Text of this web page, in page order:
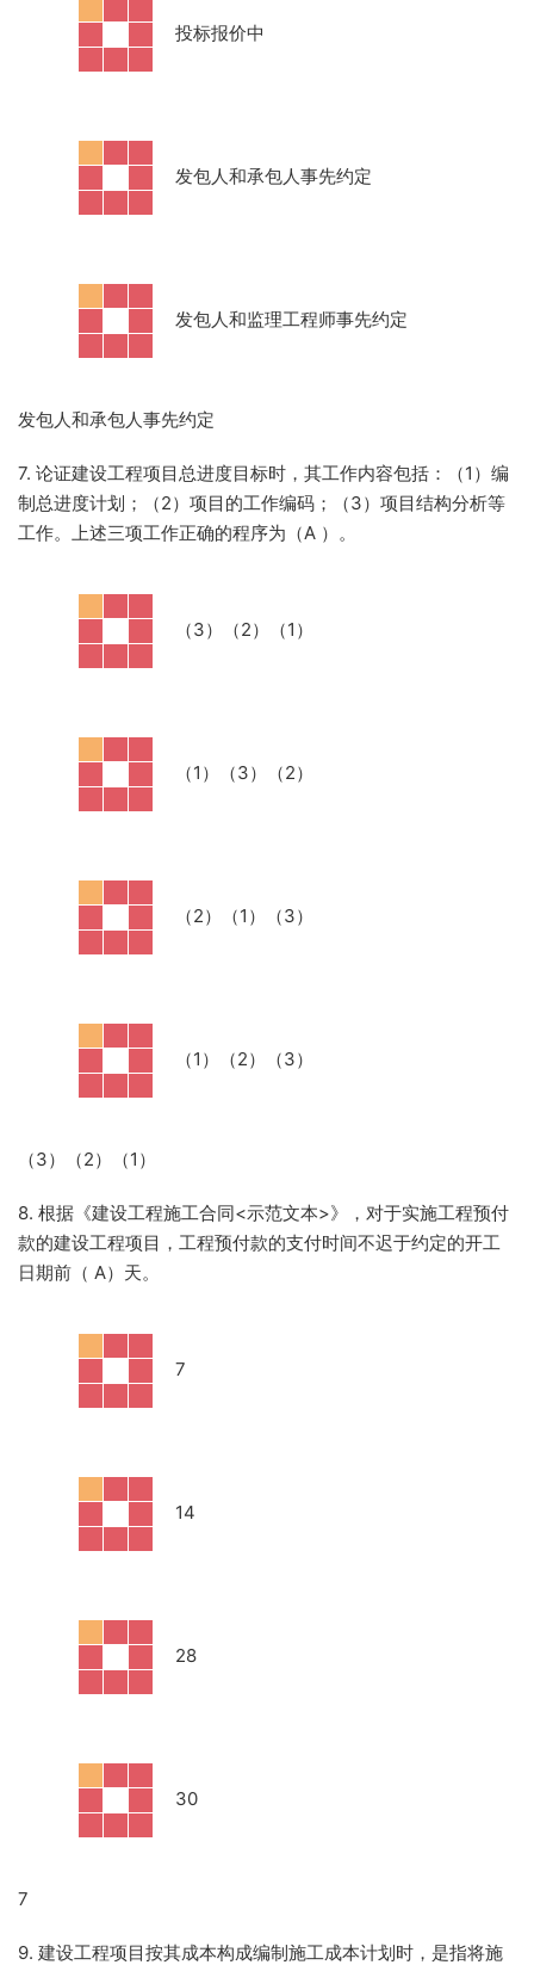
投标报价中
发包人和承包人事先约定
发包人和监理工程师事先约定
发包人和承包人事先约定
7. 论证建设工程项目总进度目标时，其工作内容包括：（1）编
制总进度计划；（2）项目的工作编码；（3）项目结构分析等
工作。上述三项工作正确的程序为（A ）。
（3）（2）（1）
（1）（3）（2）
（2）（1）（3）
（1）（2）（3）
（3）（2）（1）
8. 根据《建设工程施工合同<示范文本>》，对于实施工程预付
款的建设工程项目，工程预付款的支付时间不迟于约定的开工
日期前（ A）天。
7
14
28
30
7
9. 建设工程项目按其成本构成编制施工成本计划时，是指将施